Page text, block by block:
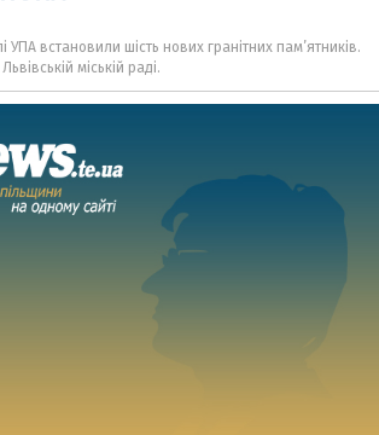
УПА встановили шість нових гранітних пам’ятників.
міській раді.